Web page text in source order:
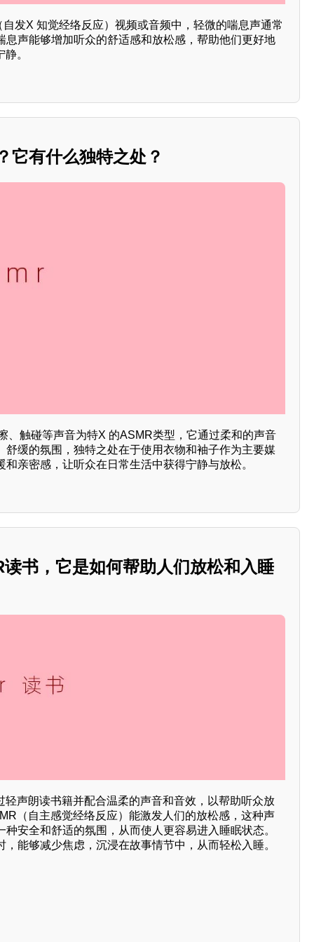
自发X 知觉经络反应）视频或音频中，轻微的喘息声通常
息声能够增加听众的舒适感和放松感，帮助他们更好地
。
它有什么独特之处？
、触碰等声音为特X 的ASMR类型，它通过柔和的声音
舒缓的氛围，独特之处在于使用衣物和袖子作为主要媒
亲密感，让听众在日常生活中获得宁静与放松。
书，它是如何帮助人们放松和入睡
轻声朗读书籍并配合温柔的声音和音效，以帮助听众放
（自主感觉经络反应）能激发人们的放松感，这种声
安全和舒适的氛围，从而使人更容易进入睡眠状态。
能够减少焦虑，沉浸在故事情节中，从而轻松入睡。